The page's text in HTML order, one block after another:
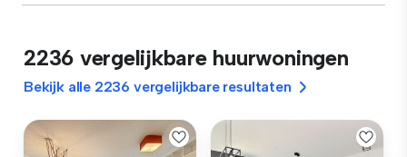
2236 vergelijkbare huurwoningen
Bekijk alle 2236 vergelijkbare resultaten